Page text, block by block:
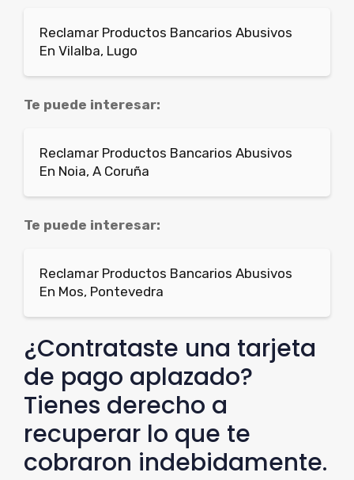
Reclamar Productos Bancarios Abusivos
En Vilalba, Lugo
Te puede interesar:
Reclamar Productos Bancarios Abusivos
En Noia, A Coruña
Te puede interesar:
Reclamar Productos Bancarios Abusivos
En Mos, Pontevedra
¿Contrataste una tarjeta
de pago aplazado?
Tienes derecho a
recuperar lo que te
cobraron indebidamente.